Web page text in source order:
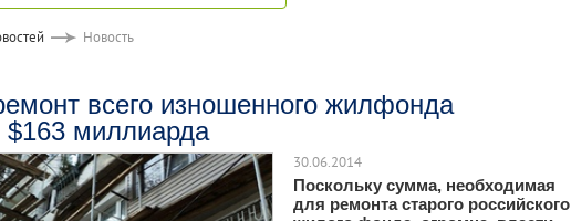
Новость
всего изношенного жилфонда
$163 миллиарда
30.06.2014
Поскольку сумма, необходимая
для ремонта старого российского